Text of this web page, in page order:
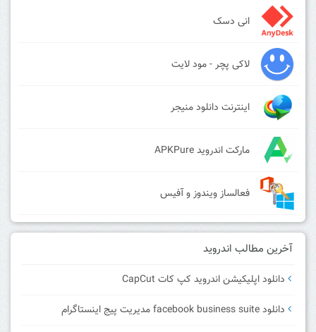
انی دسک
لاکی پچر - مود لایت
اینترنت دانلود منیجر
مارکت اندروید APKPure
فعالساز ویندوز و آفیس
آخرین مطالب اندروید
دانلود اپلیکیشن اندروید کپ کات CapCut
دانلود facebook business suite مدیریت پیج اینستاگرام